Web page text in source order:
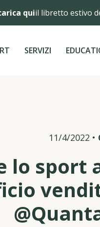
quiil libretto estivo
SERVIZI
11/4/2022 •
lo sport